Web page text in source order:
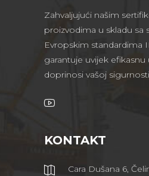
Zahvaljujući našim
proizvodima u skladu sa
Evropskim standardima
garantuje uvijek efikasnu
doprinosi vašoj
KONTAKT
Cara Dušana 6,